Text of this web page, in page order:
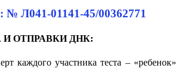
Л041-01141-45/00362771
И ОТПРАВКИ ДНК:
каждого участника теста – «ребенок»